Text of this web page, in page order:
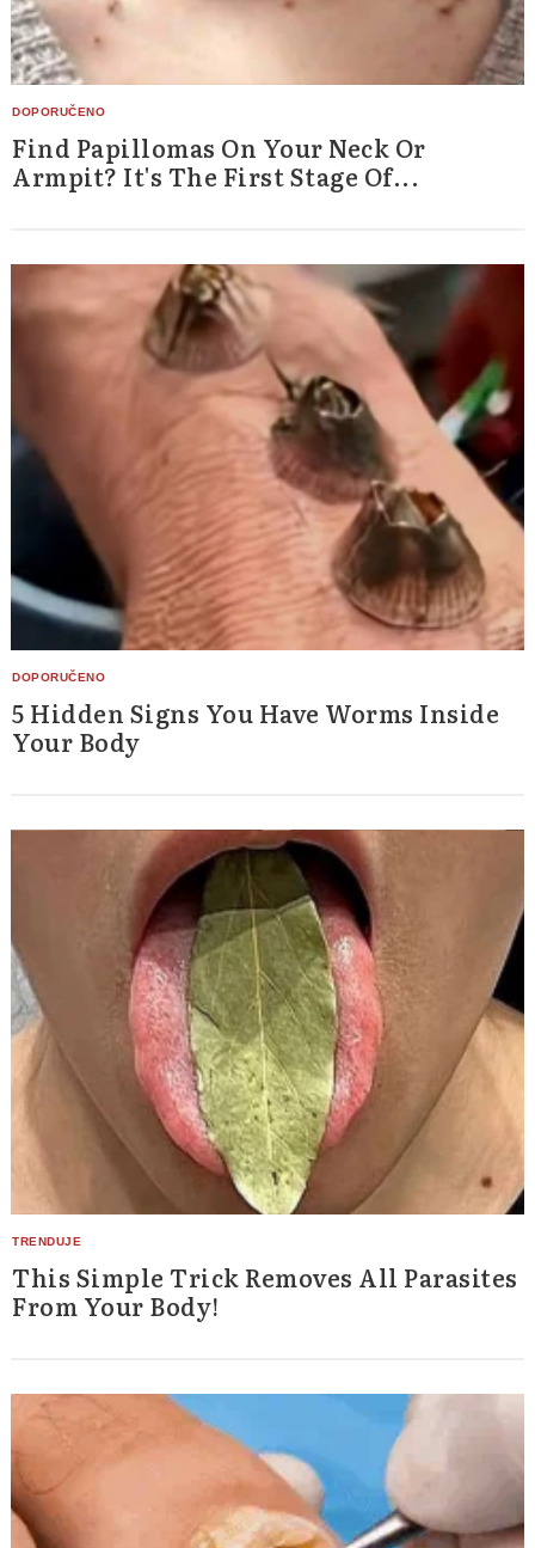
Find Papillomas On Your Neck Or
Armpit? It's The First Stage Of...
5 Hidden Signs You Have Worms Inside
Your Body
This Simple Trick Removes All Parasites
From Your Body!